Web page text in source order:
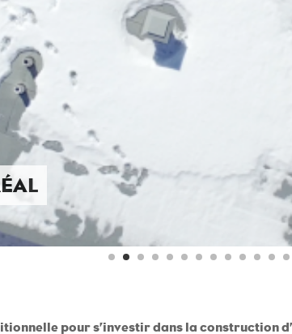
pour s’investir dans la construction